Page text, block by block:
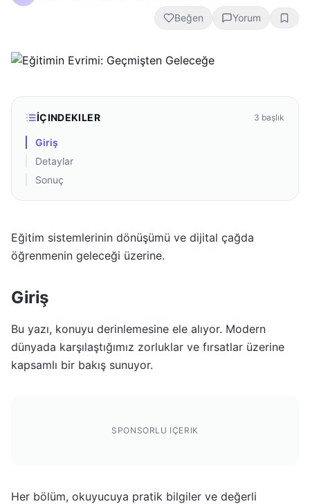
Beğen Yorum
İÇINDEKILER 3 başlık
Giriş
Detaylar
Sonuç
Eğitim sistemlerinin dönüşümü ve dijital çağda
öğrenmenin geleceği üzerine.
Giriş
Bu yazı, konuyu derinlemesine ele alıyor. Modern
dünyada karşılaştığımız zorluklar ve fırsatlar üzerine
kapsamlı bir bakış sunuyor.
SPONSORLU IÇERIK
Her bölüm, okuyucuya pratik bilgiler ve değerli